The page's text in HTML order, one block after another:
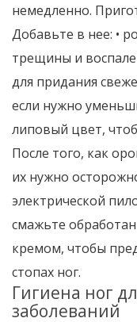
немедленно.
Добавьте в нее: •
трещины и
для придания
если нужно
липовый цвет,
После того, как
их нужно
электрической
смажьте
кремом, чтобы
стопах ног.
Гигиена ног
заболеваний